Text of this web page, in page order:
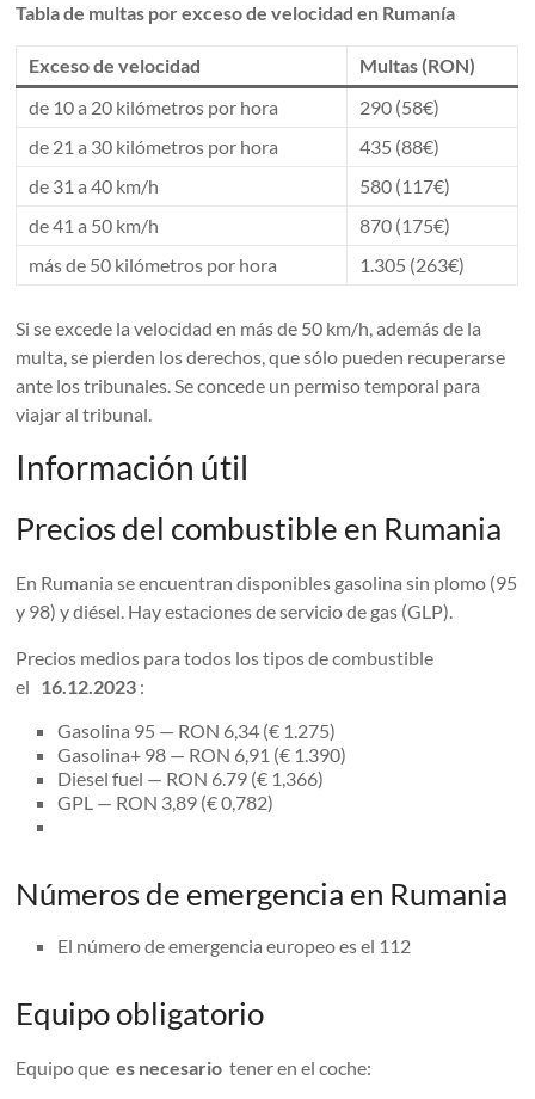
Tabla de multas por exceso de velocidad en Rumanía
Exceso de velocidad
Multas (RON)
de 10 a 20 kilómetros por hora
290 (58€)
de 21 a 30 kilómetros por hora
435 (88€)
de 31 a 40 km/h
580 (117€)
de 41 a 50 km/h
870 (175€)
más de 50 kilómetros por hora
1.305 (263€)
Si se excede la velocidad en más de 50 km/h, además de la
multa, se pierden los derechos, que sólo pueden recuperarse
ante los tribunales. Se concede un permiso temporal para
viajar al tribunal.
Información útil
Precios del combustible en Rumania
En Rumania se encuentran disponibles gasolina sin plomo (95
y 98) y diésel. Hay estaciones de servicio de gas (GLP).
Precios medios para todos los tipos de combustible
el 16.12.2023 :
Gasolina 95 — RON 6,34 (€ 1.275)
Gasolina+ 98 — RON 6,91 (€ 1.390)
Diesel fuel — RON 6.79 (€ 1,366)
GPL — RON 3,89 (€ 0,782)
Números de emergencia en Rumania
El número de emergencia europeo es el 112
Equipo obligatorio
Equipo quees necesario tener en el coche: